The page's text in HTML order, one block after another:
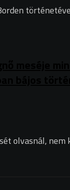
olvasnál, nem